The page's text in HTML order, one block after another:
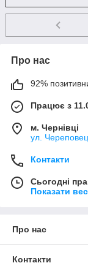
Про нас
92%
Працює з
м. Чернівці
ул.
Контакти
Сьогодні
Показати
Про нас
Контакти